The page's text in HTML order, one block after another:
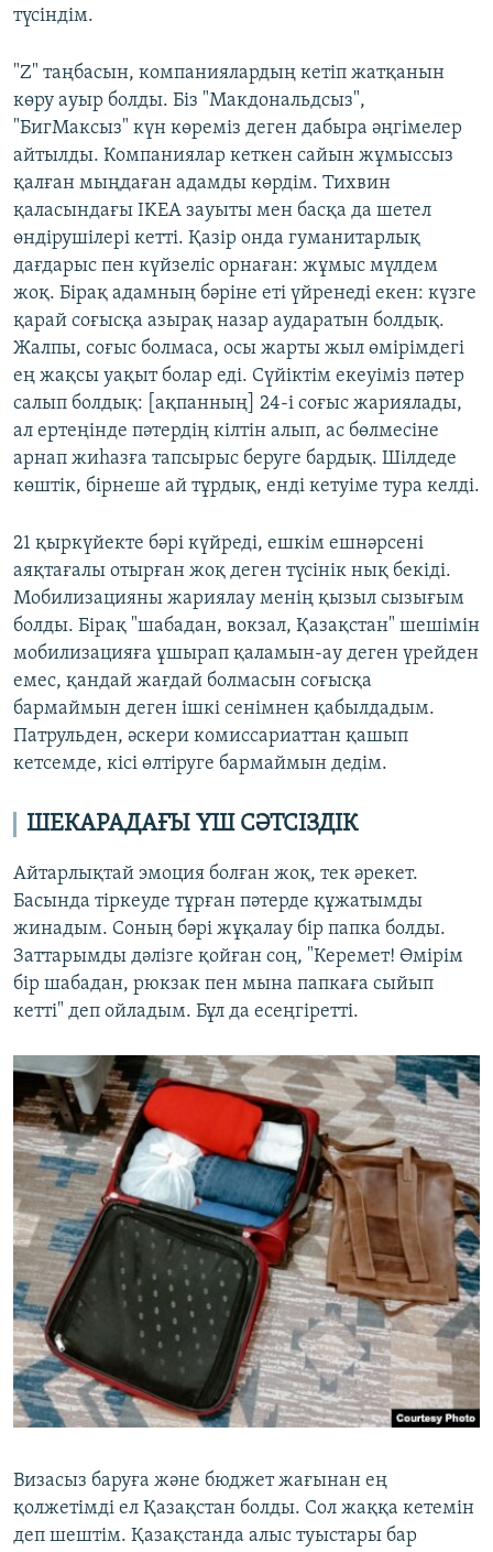
түсіндім.
"Z" таңбасын, компаниялардың кетіп жатқанын
көру ауыр болды. Біз "Макдональдсыз",
"БигМаксыз" күн көреміз деген дабыра әңгімелер
айтылды. Компаниялар кеткен сайын жұмыссыз
қалған мыңдаған адамды көрдім. Тихвин
қаласындағы IKEA зауыты мен басқа да шетел
өндірушілері кетті. Қазір онда гуманитарлық
дағдарыс пен күйзеліс орнаған: жұмыс мүлдем
жоқ. Бірақ адамның бәріне еті үйренеді екен: күзге
қарай соғысқа азырақ назар аударатын болдық.
Жалпы, соғыс болмаса, осы жарты жыл өмірімдегі
ең жақсы уақыт болар еді. Сүйіктім екеуіміз пәтер
салып болдық: [ақпанның] 24-і соғыс жариялады,
ал ертеңінде пәтердің кілтін алып, ас бөлмесіне
арнап жиһазға тапсырыс беруге бардық. Шілдеде
көштік, бірнеше ай тұрдық, енді кетуіме тура келді.
21 қыркүйекте бәрі күйреді, ешкім ешнәрсені
аяқтағалы отырған жоқ деген түсінік нық бекіді.
Мобилизацияны жариялау менің қызыл сызығым
болды. Бірақ "шабадан, вокзал, Қазақстан" шешімін
мобилизацияға ұшырап қаламын-ау деген үрейден
емес, қандай жағдай болмасын соғысқа
бармаймын деген ішкі сенімнен қабылдадым.
Патрульден, әскери комиссариаттан қашып
кетсемде, кісі өлтіруге бармаймын дедім.
ШЕКАРАДАҒЫ ҮШ СӘТСІЗДІК
Айтарлықтай эмоция болған жоқ, тек әрекет.
Басында тіркеуде тұрған пәтерде құжатымды
жинадым. Соның бәрі жұқалау бір папка болды.
Заттарымды дәлізге қойған соң, "Керемет! Өмірім
бір шабадан, рюкзак пен мына папкаға сыйып
кетті" деп ойладым. Бұл да есеңгіретті.
Визасыз баруға және бюджет жағынан ең
қолжетімді ел Қазақстан болды. Сол жаққа кетемін
деп шештім. Қазақстанда алыс туыстары бар